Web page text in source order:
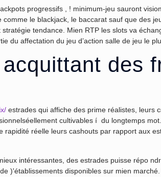
progressifs , ! minimum-jeu sauront
le blackjack, le baccarat sauf que des
tendance. Mien RTP les slots va
du affectation du jeu d’action salle de jeu le
des
estrades qui affiche des prime réalistes, leurs
cultivables í du longtemps
réelle leurs cashouts par rapport aux
intéressantes, des estrades puisse répo
)'établissements disponibles sur mien